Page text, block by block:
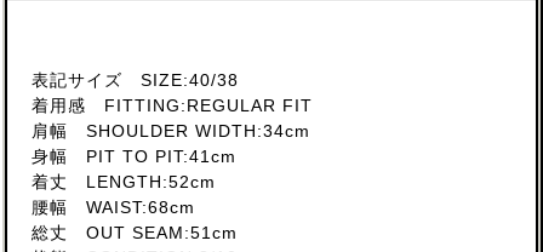
表記サイズ SIZE:40/38
着用感 FITTING:REGULAR FIT
肩幅 SHOULDER WIDTH:34cm
身幅 PIT TO PIT:41cm
着丈 LENGTH:52cm
腰幅 WAIST:68cm
総丈 OUT SEAM:51cm